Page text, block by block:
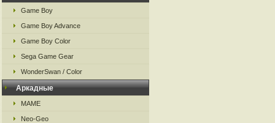
Game Boy
Game Boy Advance
Game Boy Color
Sega Game Gear
WonderSwan / Color
Аркадные
MAME
Neo-Geo